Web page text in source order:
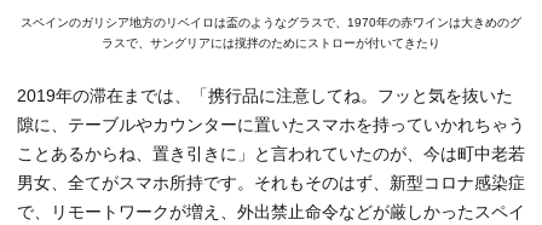
スペインのガリシア地方のリベイロは盃のようなグラスで、1970年の赤ワインは大きめのグ
ラスで、サングリアには撹拌のためにストローが付いてきたり
2019年の滞在までは、「携行品に注意してね。フッと気を抜いた
隙に、テーブルやカウンターに置いたスマホを持っていかれちゃう
ことあるからね、置き引きに」と言われていたのが、今は町中老若
男女、全てがスマホ所持です。それもそのはず、新型コロナ感染症
で、リモートワークが増え、外出禁止命令などが厳しかったスペイ